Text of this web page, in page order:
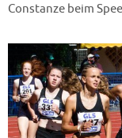
Constanze beim